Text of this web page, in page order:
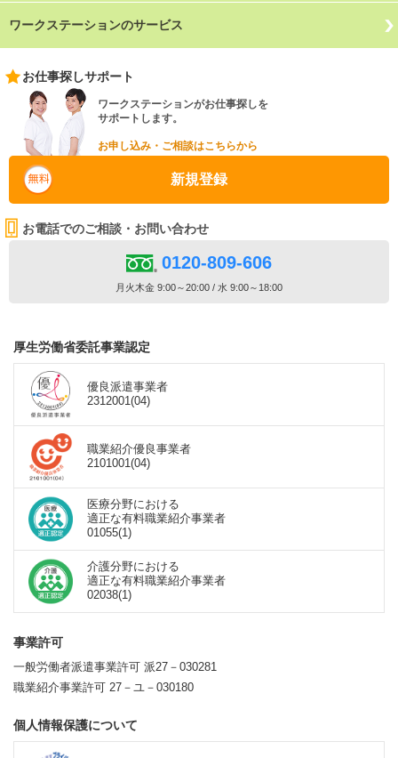
ワークステーションのサービス
お仕事探しサポート
ワークステーションがお仕事探しを
サポートします。
お申し込み・ご相談はこちらから
新規登録
お電話でのご相談・お問い合わせ
0120-809-606
月火木金 9:00～20:00 / 水 9:00～18:00
厚生労働省委託事業認定
優良派遣事業者
2312001(04)
職業紹介優良事業者
2101001(04)
医療分野における
適正な有料職業紹介事業者
01055(1)
介護分野における
適正な有料職業紹介事業者
02038(1)
事業許可
一般労働者派遣事業許可 派27－030281
職業紹介事業許可 27－ユ－030180
個人情報保護について